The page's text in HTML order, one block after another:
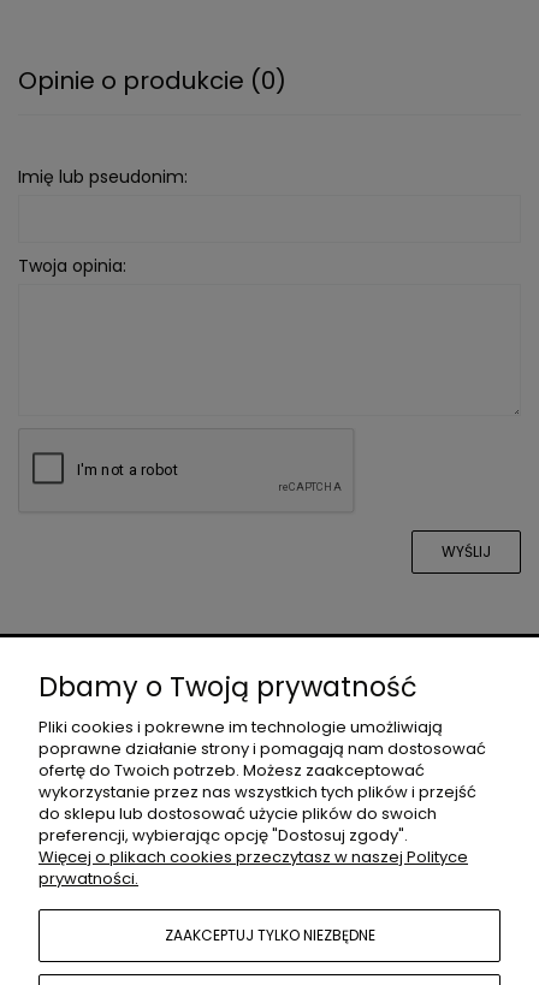
Opinie o produkcie (0)
Imię lub pseudonim:
Twoja opinia:
WYŚLIJ
DLA PROJEKTANTÓW
MOJE KONTO
POMOC
Dbamy o Twoją prywatność
Pliki cookies i pokrewne im technologie umożliwiają
poprawne działanie strony i pomagają nam dostosować
ofertę do Twoich potrzeb. Możesz zaakceptować
wykorzystanie przez nas wszystkich tych plików i przejść
do sklepu lub dostosować użycie plików do swoich
preferencji, wybierając opcję "Dostosuj zgody".
Więcej o plikach cookies przeczytasz w naszej Polityce
prywatności.
ZAAKCEPTUJ TYLKO NIEZBĘDNE